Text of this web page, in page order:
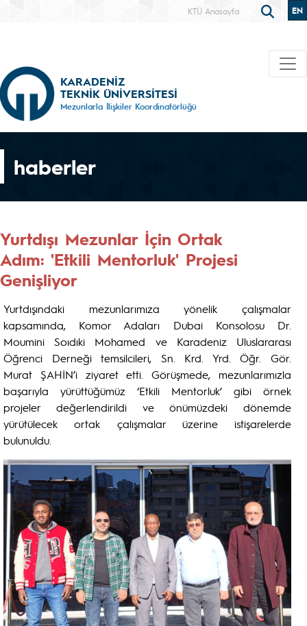
KTÜ Anasayfa EN
KARADENİZ
TEKNİK ÜNİVERSİTESİ
Mezunlarla İlişkiler Koordinatörlüğü
haberler
Yurtdışı Mezunlar İçin Ortak
Adım: 'Etkili Mentorluk' Projesi
Genişliyor
Yurtdışındaki mezunlarımıza yönelik çalışmalar
kapsamında, Komor Adaları Dubai Konsolosu Dr.
Moumini Soıdıki Mohamed ve Karadeniz Uluslararası
Öğrenci Derneği temsilcileri, Sn. Krd. Yrd. Öğr. Gör.
Murat ŞAHİN’i ziyaret etti. Görüşmede, mezunlarımızla
başarıyla yürüttüğümüz ‘Etkili Mentorluk’ gibi örnek
projeler değerlendirildi ve önümüzdeki dönemde
yürütülecek ortak çalışmalar üzerine istişarelerde
bulunuldu.